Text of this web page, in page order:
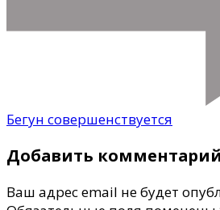
Бегун совершенствуется
Добавить комментарий
Ваш адрес email не будет